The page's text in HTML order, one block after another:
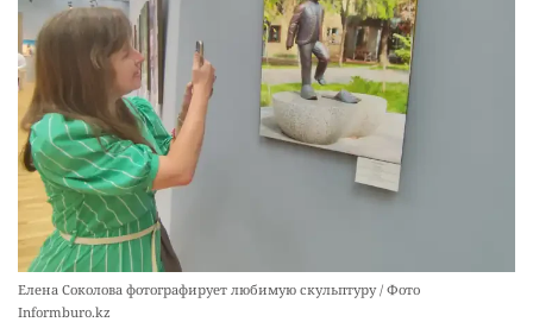
Елена Соколова фотографирует любимую скульптуру / Фото
Informburo.kz